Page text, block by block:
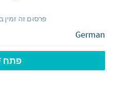
פרסום זה
פתח PDF